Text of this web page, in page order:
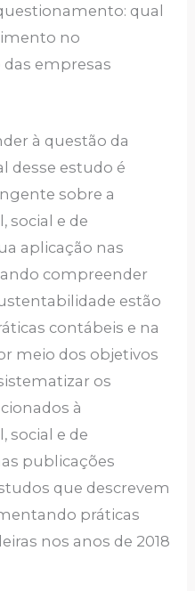
qual
no
empresas
à questão da
desse estudo é
sobre a
social e de
aplicação nas
compreender
estão
contábeis e na
meio dos objetivos
os
à
social e de
publicações
que descrevem
práticas
nos anos de 2018